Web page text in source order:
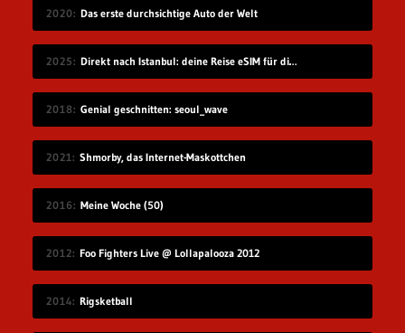
2020 Das erste durchsichtige Auto der Welt
2025 Direkt nach Istanbul: deine Reise eSIM für die Türkei
2018 Genial geschnitten: seoul_wave
2021 Shmorby, das Internet-Maskottchen
2016 Meine Woche (50)
2012 Foo Fighters Live @ Lollapalooza 2012
2014 Rigsketball